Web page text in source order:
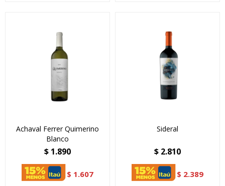
Achaval Ferrer Quimerino
Blanco
$ 1.890
$ 1.607
Sideral
$ 2.810
$ 2.389